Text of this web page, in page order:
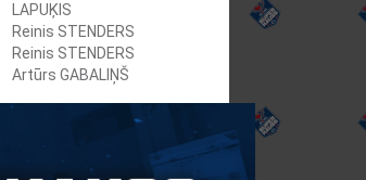
LAPUĶIS
Reinis STENDERS
Reinis STENDERS
Artūrs GABALIŅŠ